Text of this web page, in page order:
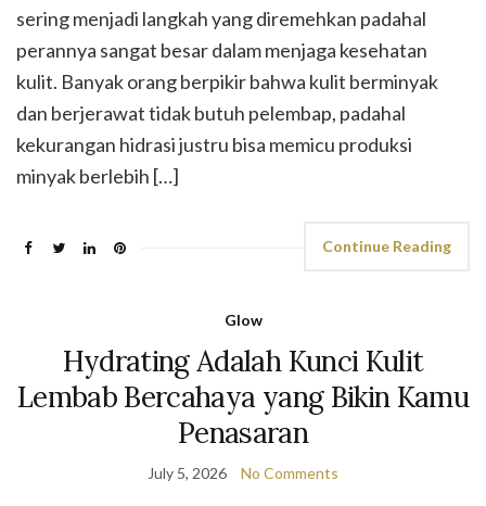
sering menjadi langkah yang diremehkan padahal
perannya sangat besar dalam menjaga kesehatan
kulit. Banyak orang berpikir bahwa kulit berminyak
dan berjerawat tidak butuh pelembap, padahal
kekurangan hidrasi justru bisa memicu produksi
minyak berlebih […]
Continue Reading
Glow
Hydrating Adalah Kunci Kulit
Lembab Bercahaya yang Bikin Kamu
Penasaran
July 5, 2026 No Comments